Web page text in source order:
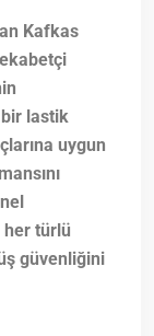
Kafkas
lastik
uygun
türlü
güvenliğini